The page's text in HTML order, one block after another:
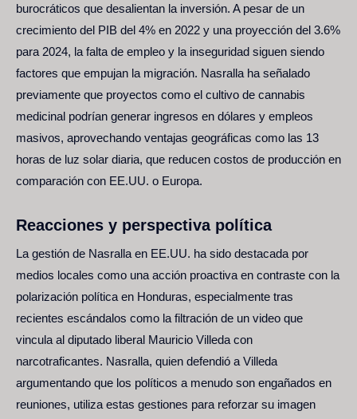
burocráticos que desalientan la inversión. A pesar de un
crecimiento del PIB del 4% en 2022 y una proyección del 3.6%
para 2024, la falta de empleo y la inseguridad siguen siendo
factores que empujan la migración. Nasralla ha señalado
previamente que proyectos como el cultivo de cannabis
medicinal podrían generar ingresos en dólares y empleos
masivos, aprovechando ventajas geográficas como las 13
horas de luz solar diaria, que reducen costos de producción en
comparación con EE.UU. o Europa.
Reacciones y perspectiva política
La gestión de Nasralla en EE.UU. ha sido destacada por
medios locales como una acción proactiva en contraste con la
polarización política en Honduras, especialmente tras
recientes escándalos como la filtración de un video que
vincula al diputado liberal Mauricio Villeda con
narcotraficantes. Nasralla, quien defendió a Villeda
argumentando que los políticos a menudo son engañados en
reuniones, utiliza estas gestiones para reforzar su imagen